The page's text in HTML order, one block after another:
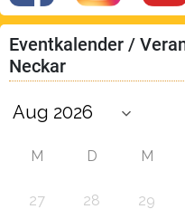
Eventkalender /
Neckar
M D M
27 28 29